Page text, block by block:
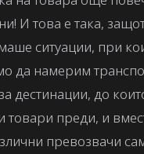
И това е така,
ситуации, при
да намерим
дестинации, до
товари преди, и
превозвачи